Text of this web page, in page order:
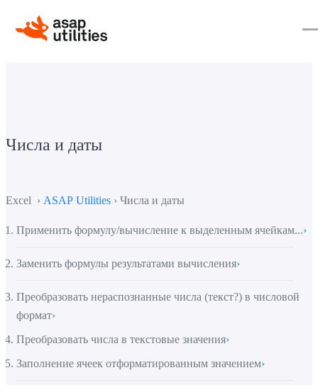
Числа и даты
Excel › ASAP Utilities › Числа и даты
Применить формулу/вычисление к выделенным ячейкам...›
Заменить формулы результатами вычисления›
Преобразовать нераспознанные числа (текст?) в числовой
формат›
Преобразовать числа в текстовые значения›
Заполнение ячеек отформатированным значением›